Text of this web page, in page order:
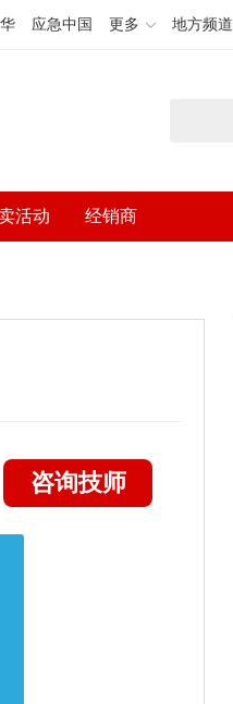
应急中国 更多 地方频道
活动 经销商
咨询技师